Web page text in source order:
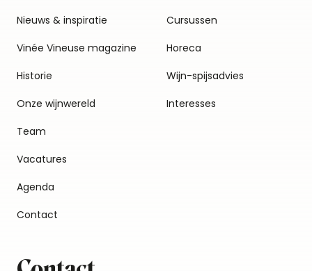
Nieuws & inspiratie
Vinée Vineuse magazine
Historie
Onze wijnwereld
Team
Vacatures
Agenda
Contact
Cursussen
Horeca
Wijn-spijsadvies
Interesses